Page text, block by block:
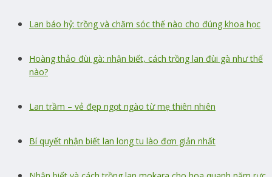
Lan báo hỷ: trồng và chăm sóc thế nào cho đúng khoa học
Hoàng thảo đùi gà: nhận biết, cách trồng lan đùi gà như thế
nào?
Lan trầm – vẻ đẹp ngọt ngào từ mẹ thiên nhiên
Bí quyết nhận biết lan long tu lào đơn giản nhất